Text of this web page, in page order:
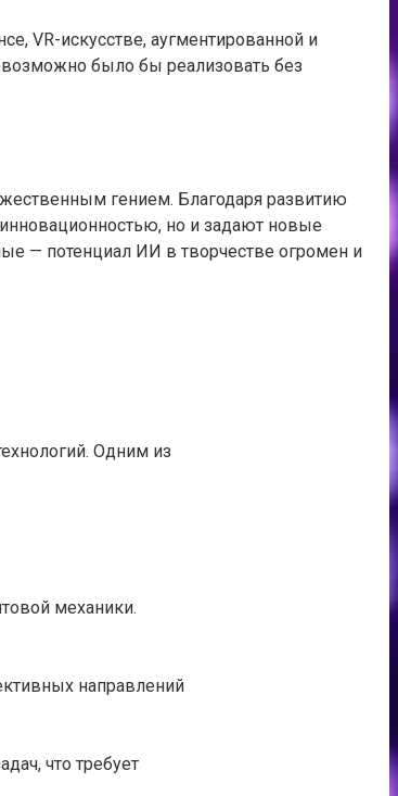
VR-искусстве, аугментированной и
было бы реализовать без
гением. Благодаря развитию
но и задают новые
— потенциал ИИ в творчестве огромен и
Одним из
механики.
направлений
что требует